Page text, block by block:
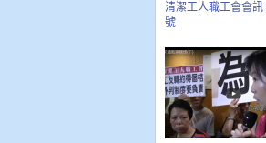
清潔工人職工會會訊
號